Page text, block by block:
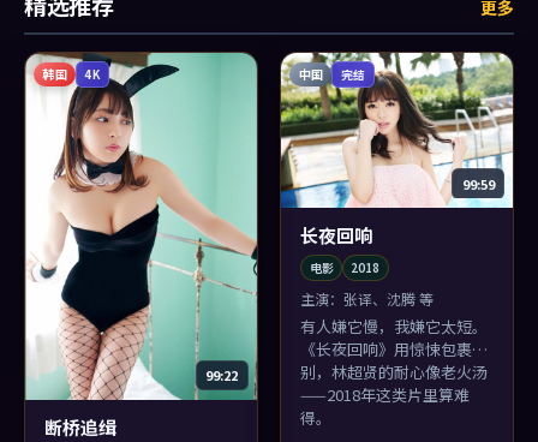
更多
韩国 4K
99:22
断桥追缉
中国 完结
99:59
长夜回响
电影 2018
主演：张译、沈腾 等
有人嫌它慢，我嫌它太短。
《长夜回响》用惊悚包裹告
别，林超贤的耐心像老火汤
——2018年这类片里算难
得。